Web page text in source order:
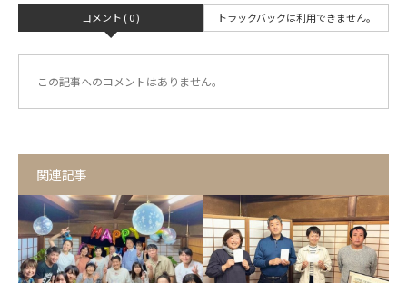
コメント ( 0 ) トラックバックは利用できません。
この記事へのコメントはありません。
関連記事